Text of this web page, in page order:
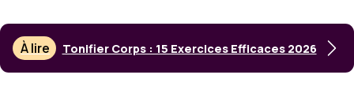
À lire Tonifier Corps : 15 Exercices Efficaces 2026